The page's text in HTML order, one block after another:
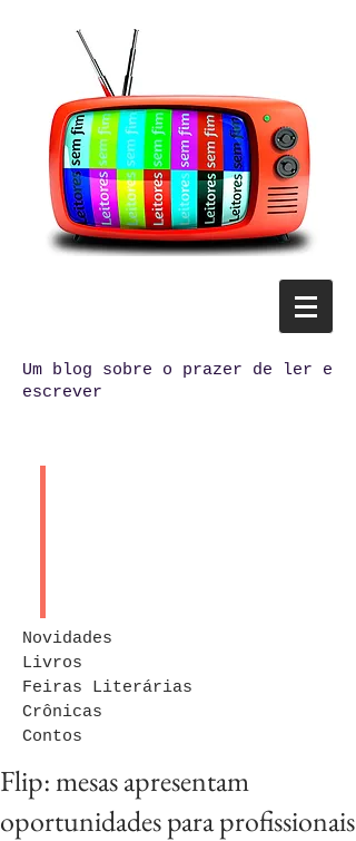
Um blog sobre o prazer de ler e
escrever
Novidades
Livros
Feiras Literárias
Crônicas
Contos
Flip: mesas apresentam
oportunidades para profissionais